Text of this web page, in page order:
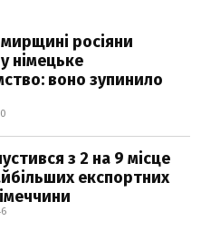
росіяни
німецьке
воно зупинило
з 2 на 9 місце
експортних